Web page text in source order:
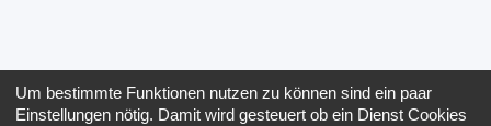
Um bestimmte Funktionen nutzen zu können sind ein paar
Einstellungen nötig. Damit wird gesteuert ob ein Dienst Cookies